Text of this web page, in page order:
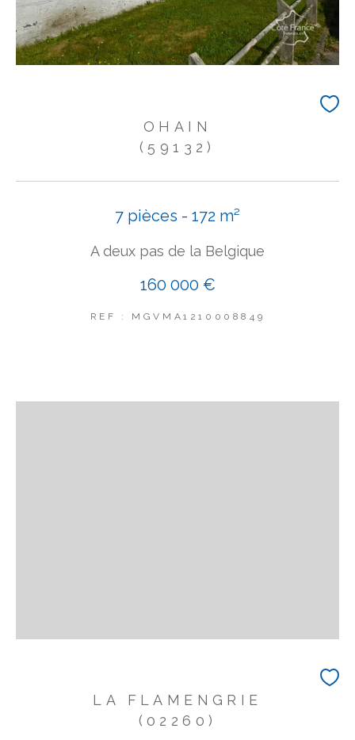
OHAIN
(59132)
7 pièces - 172 m²
A deux pas de la Belgique
160 000 €
REF : MGVMA1210008849
LA FLAMENGRIE
(02260)